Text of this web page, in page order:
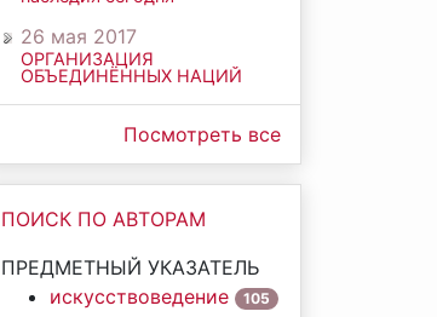
26 мая 2017
ОРГАНИЗАЦИЯ
ОБЪЕДИНЁННЫХ НАЦИЙ
Посмотреть все
ПОИСК ПО АВТОРАМ
ПРЕДМЕТНЫЙ УКАЗАТЕЛЬ
искусствоведение
105